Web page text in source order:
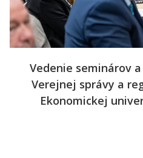
Vedenie seminárov
Verejnej správy a
Ekonomickej